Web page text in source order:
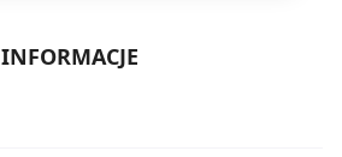
INFORMACJE